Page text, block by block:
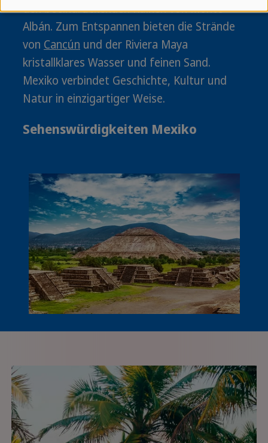
den beeindruckenden Ruinen von Monte
Albán. Zum Entspannen bieten die Strände
von Cancún und der Riviera Maya
kristallklares Wasser und feinen Sand.
Mexiko verbindet Geschichte, Kultur und
Natur in einzigartiger Weise.
Sehenswürdigkeiten Mexiko